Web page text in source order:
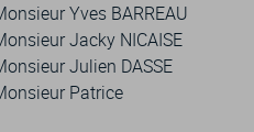
Yves BARREAU
Jacky NICAISE
Julien DASSE
Patrice